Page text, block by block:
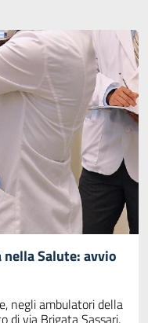
Salute: avvio
negli ambulatori della
di via Brigata Sassari,